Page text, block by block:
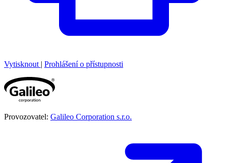
Vytisknout | Prohlášení o přístupnosti
Provozovatel: Galileo Corporation s.r.o.